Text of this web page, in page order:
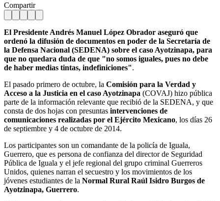
Compartir
El Presidente Andrés Manuel López Obrador aseguró que
ordenó la difusión de documentos en poder de la Secretaría de
la Defensa Nacional (SEDENA) sobre el caso Ayotzinapa, para
que no quedara duda de que "no somos iguales, pues no debe
de haber medias tintas, indefiniciones".
El pasado primero de octubre, la Comisión para la Verdad y
Acceso a la Justicia en el caso Ayotzinapa (COVAJ) hizo pública
parte de la información relevante que recibió de la SEDENA, y que
consta de dos hojas con presuntas intervenciones de
comunicaciones realizadas por el Ejército Mexicano, los días 26
de septiembre y 4 de octubre de 2014.
Los participantes son un comandante de la policía de Iguala,
Guerrero, que es persona de confianza del director de Seguridad
Pública de Iguala y el jefe regional del grupo criminal Guerreros
Unidos, quienes narran el secuestro y los movimientos de los
jóvenes estudiantes de la Normal Rural Raúl Isidro Burgos de
Ayotzinapa, Guerrero.